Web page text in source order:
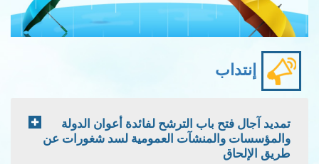
إنتداب
تمديد آجال فتح باب الترشح لفائدة أعوان الدولة
والمؤسسات والمنشآت العمومية لسد شغورات عن
طريق الإلحاق